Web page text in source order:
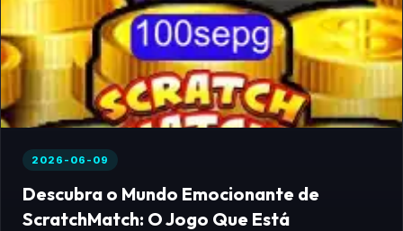
2026-06-09
Descubra o Mundo Emocionante de
ScratchMatch: O Jogo Que Está